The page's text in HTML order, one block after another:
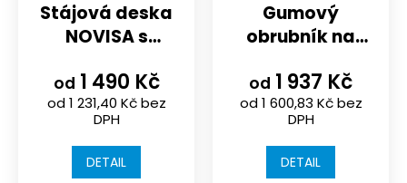
Stájová deska
NOVISA s
1000x1000x40
mm
od 1 231,40 Kč bez
DPH
od 1 490 Kč
DETAIL
Gumový
obrubník na
hřiště | rozměr
1150x300x150mm
od 1 600,83 Kč bez
DPH
od 1 937 Kč
DETAIL